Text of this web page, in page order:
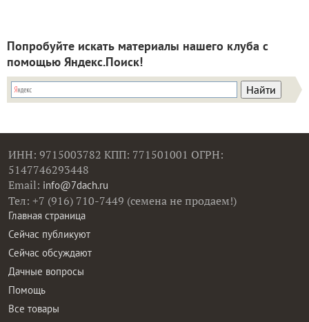
Попробуйте искать материалы нашего клуба с
помощью Яндекс.Поиск!
ИНН: 9715003782 КПП: 771501001 ОГРН:
5147746293448
Email: info@7dach.ru
Тел: +7 (916) 710-7449 (семена не продаем!)
Главная страница
Сейчас публикуют
Сейчас обсуждают
Дачные вопросы
Помощь
Все товары